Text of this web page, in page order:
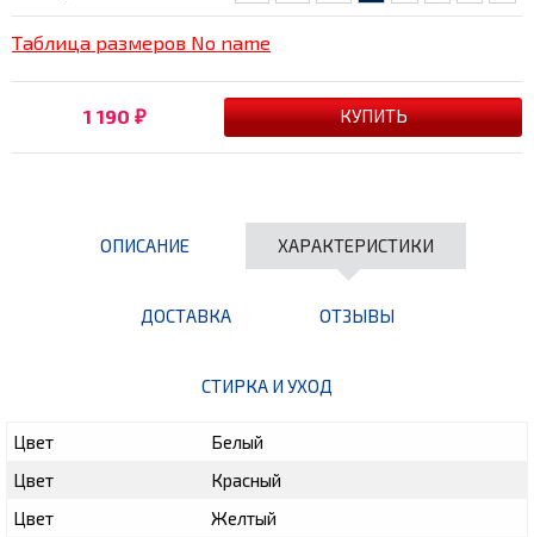
Таблица размеров No name
1 190₽
ОПИСАНИЕ ХАРАКТЕРИСТИКИ
ДОСТАВКА ОТЗЫВЫ
СТИРКА И УХОД
Цвет
Белый
Цвет
Красный
Цвет
Желтый